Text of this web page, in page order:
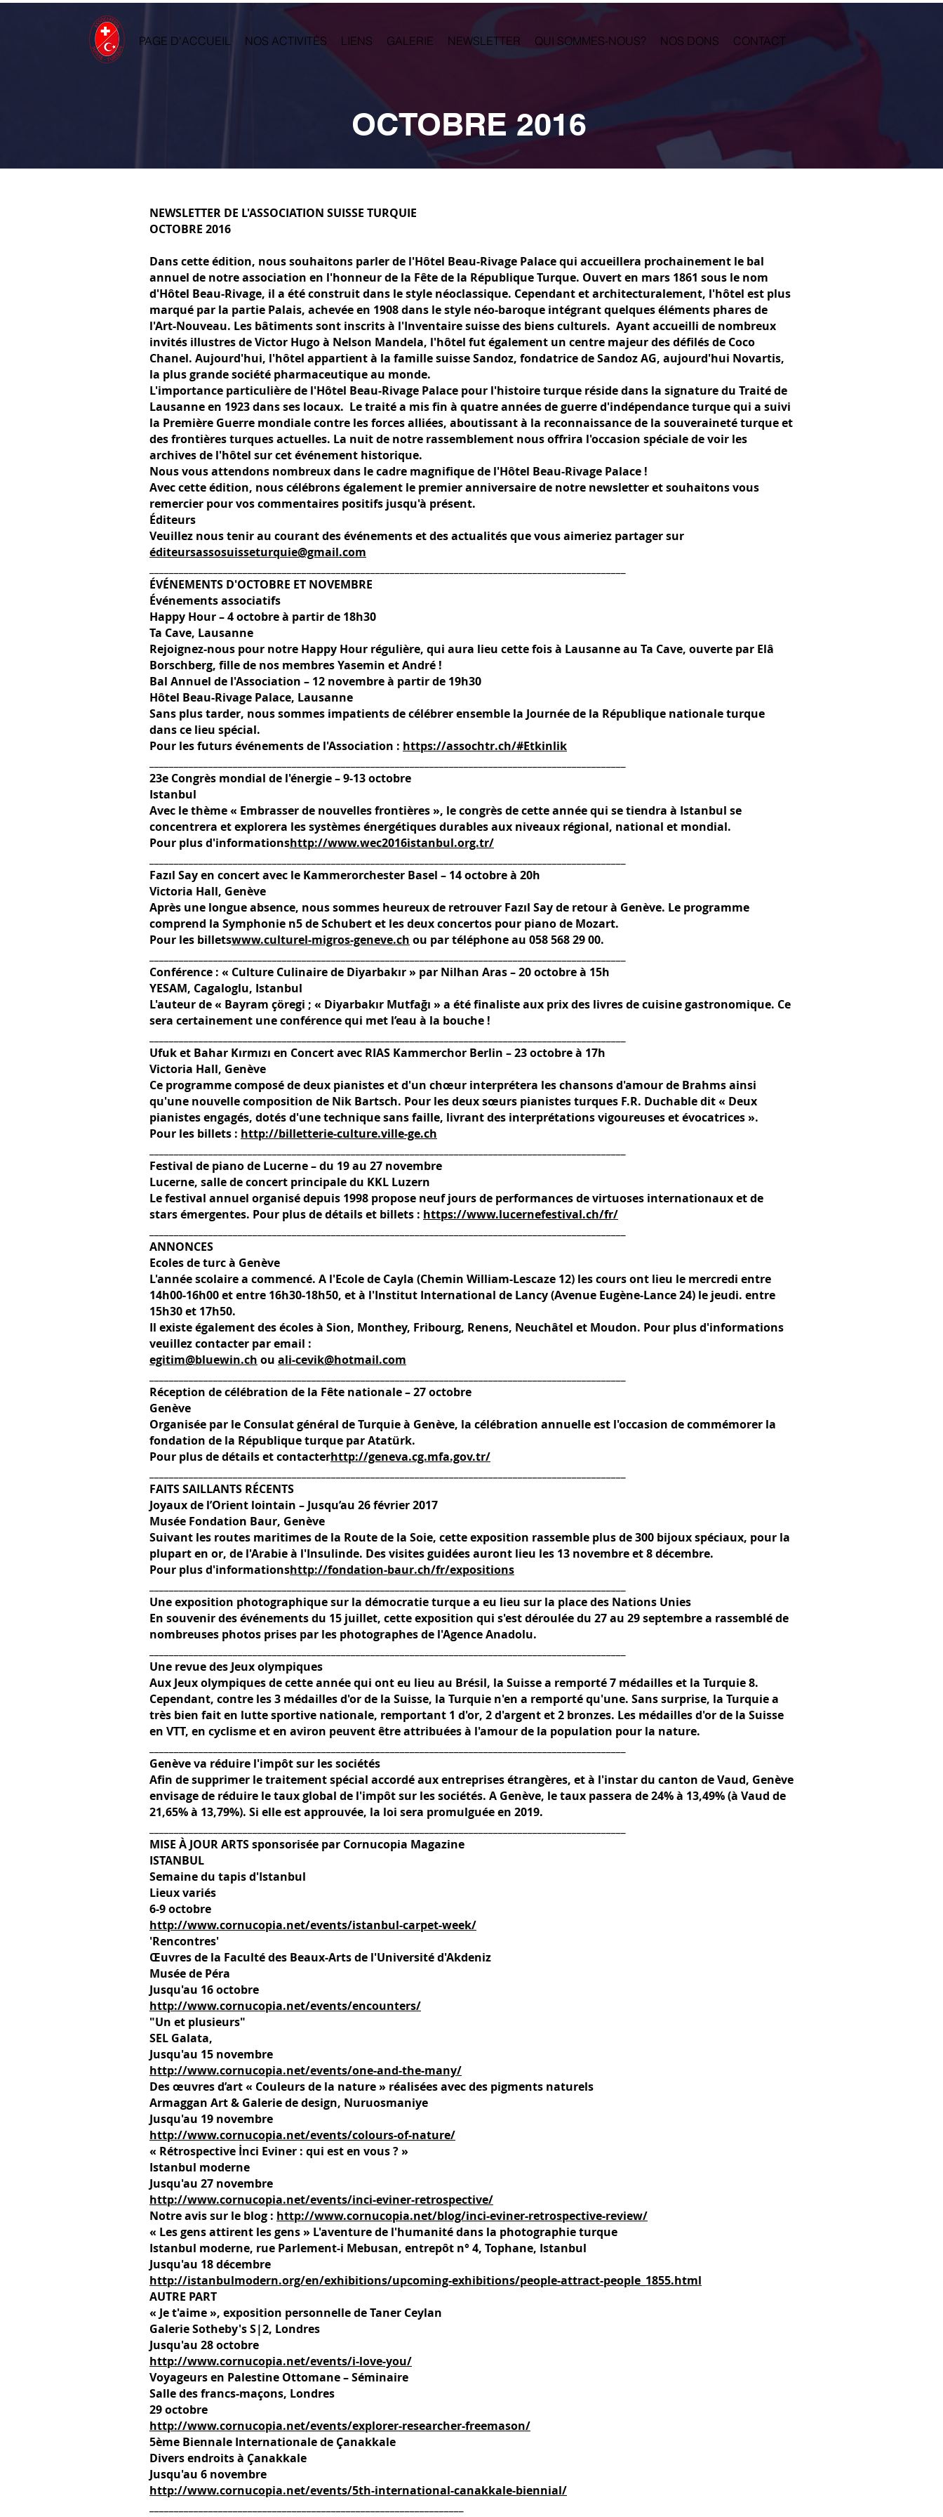
PAGE D'ACCUEIL NOS ACTIVITÉS LIENS GALERIE NEWSLETTER QUI SOMMES-NOUS? NOS DONS CONTACT
OCTOBRE 2016
NEWSLETTER DE L'ASSOCIATION SUISSE TURQUIE
OCTOBRE 2016
Dans cette édition, nous souhaitons parler de l'Hôtel Beau-Rivage Palace qui accueillera prochainement le bal
annuel de notre association en l'honneur de la Fête de la République Turque. Ouvert en mars 1861 sous le nom
d'Hôtel Beau-Rivage, il a été construit dans le style néoclassique. Cependant et architecturalement, l'hôtel est plus
marqué par la partie Palais, achevée en 1908 dans le style néo-baroque intégrant quelques éléments phares de
l'Art-Nouveau. Les bâtiments sont inscrits à l'Inventaire suisse des biens culturels. Ayant accueilli de nombreux
invités illustres de Victor Hugo à Nelson Mandela, l'hôtel fut également un centre majeur des défilés de Coco
Chanel. Aujourd'hui, l'hôtel appartient à la famille suisse Sandoz, fondatrice de Sandoz AG, aujourd'hui Novartis,
la plus grande société pharmaceutique au monde.
L'importance particulière de l'Hôtel Beau-Rivage Palace pour l'histoire turque réside dans la signature du Traité de
Lausanne en 1923 dans ses locaux. Le traité a mis fin à quatre années de guerre d'indépendance turque qui a suivi
la Première Guerre mondiale contre les forces alliées, aboutissant à la reconnaissance de la souveraineté turque et
des frontières turques actuelles. La nuit de notre rassemblement nous offrira l'occasion spéciale de voir les
archives de l'hôtel sur cet événement historique.
Nous vous attendons nombreux dans le cadre magnifique de l'Hôtel Beau-Rivage Palace !
Avec cette édition, nous célébrons également le premier anniversaire de notre newsletter et souhaitons vous
remercier pour vos commentaires positifs jusqu'à présent.
Éditeurs
Veuillez nous tenir au courant des événements et des actualités que vous aimeriez partager sur
éditeursassosuisseturquie@gmail.com
ÉVÉNEMENTS D'OCTOBRE ET NOVEMBRE
Événements associatifs
Happy Hour – 4 octobre à partir de 18h30
Ta Cave, Lausanne
Rejoignez-nous pour notre Happy Hour régulière, qui aura lieu cette fois à Lausanne au Ta Cave, ouverte par Elâ
Borschberg, fille de nos membres Yasemin et André !
Bal Annuel de l'Association – 12 novembre à partir de 19h30
Hôtel Beau-Rivage Palace, Lausanne
Sans plus tarder, nous sommes impatients de célébrer ensemble la Journée de la République nationale turque
dans ce lieu spécial.
Pour les futurs événements de l'Association : https://assochtr.ch/#Etkinlik
23e Congrès mondial de l'énergie – 9-13 octobre
Istanbul
Avec le thème « Embrasser de nouvelles frontières », le congrès de cette année qui se tiendra à Istanbul se
concentrera et explorera les systèmes énergétiques durables aux niveaux régional, national et mondial.
Pour plus d'informationshttp://www.wec2016istanbul.org.tr/
Fazıl Say en concert avec le Kammerorchester Basel – 14 octobre à 20h
Victoria Hall, Genève
Après une longue absence, nous sommes heureux de retrouver Fazıl Say de retour à Genève. Le programme
comprend la Symphonie n5 de Schubert et les deux concertos pour piano de Mozart.
Pour les billetswww.culturel-migros-geneve.ch ou par téléphone au 058 568 29 00.
Conférence : « Culture Culinaire de Diyarbakır » par Nilhan Aras – 20 octobre à 15h
YESAM, Cagaloglu, Istanbul
L'auteur de « Bayram çöregi ; « Diyarbakır Mutfağı » a été finaliste aux prix des livres de cuisine gastronomique. Ce
sera certainement une conférence qui met l’eau à la bouche !
Ufuk et Bahar Kırmızı en Concert avec RIAS Kammerchor Berlin – 23 octobre à 17h
Victoria Hall, Genève
Ce programme composé de deux pianistes et d'un chœur interprétera les chansons d'amour de Brahms ainsi
qu'une nouvelle composition de Nik Bartsch. Pour les deux sœurs pianistes turques F.R. Duchable dit « Deux
pianistes engagés, dotés d'une technique sans faille, livrant des interprétations vigoureuses et évocatrices ».
Pour les billets : http://billetterie-culture.ville-ge.ch
Festival de piano de Lucerne – du 19 au 27 novembre
Lucerne, salle de concert principale du KKL Luzern
Le festival annuel organisé depuis 1998 propose neuf jours de performances de virtuoses internationaux et de
stars émergentes. Pour plus de détails et billets : https://www.lucernefestival.ch/fr/
ANNONCES
Ecoles de turc à Genève
L'année scolaire a commencé. A l'Ecole de Cayla (Chemin William-Lescaze 12) les cours ont lieu le mercredi entre
14h00-16h00 et entre 16h30-18h50, et à l'Institut International de Lancy (Avenue Eugène-Lance 24) le jeudi. entre
15h30 et 17h50.
Il existe également des écoles à Sion, Monthey, Fribourg, Renens, Neuchâtel et Moudon. Pour plus d'informations
veuillez contacter par email :
egitim@bluewin.ch ou ali-cevik@hotmail.com
Réception de célébration de la Fête nationale – 27 octobre
Genève
Organisée par le Consulat général de Turquie à Genève, la célébration annuelle est l'occasion de commémorer la
fondation de la République turque par Atatürk.
Pour plus de détails et contacterhttp://geneva.cg.mfa.gov.tr/
FAITS SAILLANTS RÉCENTS
Joyaux de l’Orient lointain – Jusqu’au 26 février 2017
Musée Fondation Baur, Genève
Suivant les routes maritimes de la Route de la Soie, cette exposition rassemble plus de 300 bijoux spéciaux, pour la
plupart en or, de l'Arabie à l'Insulinde. Des visites guidées auront lieu les 13 novembre et 8 décembre.
Pour plus d'informationshttp://fondation-baur.ch/fr/expositions
Une exposition photographique sur la démocratie turque a eu lieu sur la place des Nations Unies
En souvenir des événements du 15 juillet, cette exposition qui s'est déroulée du 27 au 29 septembre a rassemblé de
nombreuses photos prises par les photographes de l'Agence Anadolu.
Une revue des Jeux olympiques
Aux Jeux olympiques de cette année qui ont eu lieu au Brésil, la Suisse a remporté 7 médailles et la Turquie 8.
Cependant, contre les 3 médailles d'or de la Suisse, la Turquie n'en a remporté qu'une. Sans surprise, la Turquie a
très bien fait en lutte sportive nationale, remportant 1 d'or, 2 d'argent et 2 bronzes. Les médailles d'or de la Suisse
en VTT, en cyclisme et en aviron peuvent être attribuées à l'amour de la population pour la nature.
Genève va réduire l'impôt sur les sociétés
Afin de supprimer le traitement spécial accordé aux entreprises étrangères, et à l'instar du canton de Vaud, Genève
envisage de réduire le taux global de l'impôt sur les sociétés. A Genève, le taux passera de 24% à 13,49% (à Vaud de
21,65% à 13,79%). Si elle est approuvée, la loi sera promulguée en 2019.
MISE À JOUR ARTS sponsorisée par Cornucopia Magazine
ISTANBUL
Semaine du tapis d'Istanbul
Lieux variés
6-9 octobre
http://www.cornucopia.net/events/istanbul-carpet-week/
'Rencontres'
Œuvres de la Faculté des Beaux-Arts de l'Université d'Akdeniz
Musée de Péra
Jusqu'au 16 octobre
http://www.cornucopia.net/events/encounters/
"Un et plusieurs"
SEL Galata,
Jusqu'au 15 novembre
http://www.cornucopia.net/events/one-and-the-many/
Des œuvres d’art « Couleurs de la nature » réalisées avec des pigments naturels
Armaggan Art & Galerie de design, Nuruosmaniye
Jusqu'au 19 novembre
http://www.cornucopia.net/events/colours-of-nature/
« Rétrospective İnci Eviner : qui est en vous ? »
Istanbul moderne
Jusqu'au 27 novembre
http://www.cornucopia.net/events/inci-eviner-retrospective/
Notre avis sur le blog : http://www.cornucopia.net/blog/inci-eviner-retrospective-review/
« Les gens attirent les gens » L'aventure de l'humanité dans la photographie turque
Istanbul moderne, rue Parlement-i Mebusan, entrepôt n° 4, Tophane, Istanbul
Jusqu'au 18 décembre
http://istanbulmodern.org/en/exhibitions/upcoming-exhibitions/people-attract-people_1855.html
AUTRE PART
« Je t'aime », exposition personnelle de Taner Ceylan
Galerie Sotheby's S|2, Londres
Jusqu'au 28 octobre
http://www.cornucopia.net/events/i-love-you/
Voyageurs en Palestine Ottomane – Séminaire
Salle des francs-maçons, Londres
29 octobre
http://www.cornucopia.net/events/explorer-researcher-freemason/
5ème Biennale Internationale de Çanakkale
Divers endroits à Çanakkale
Jusqu'au 6 novembre
http://www.cornucopia.net/events/5th-international-canakkale-biennial/